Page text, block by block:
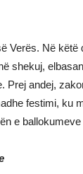
Verës. Në
shekuj,
Prej andej,
festimi, ku
e